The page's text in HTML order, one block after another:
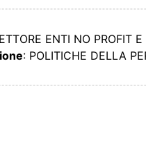
ENTI NO PROFIT
: POLITICHE DELLA